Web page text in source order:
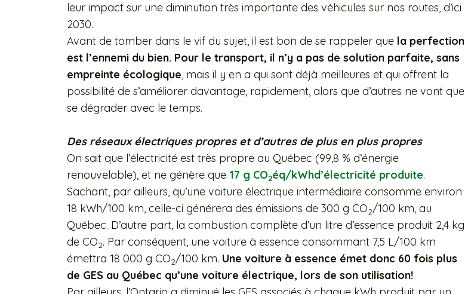
leur impact sur une diminution très importante des véhicules sur nos routes, d’ici
2030.
Avant de tomber dans le vif du sujet, il est bon de se rappeler que la perfection
est l’ennemi du bien. Pour le transport, il n’y a pas de solution parfaite, sans
empreinte écologique, mais il y en a qui sont déjà meilleures et qui offrent la
possibilité de s’améliorer davantage, rapidement, alors que d’autres ne vont que
se dégrader avec le temps.
Des réseaux électriques propres et d’autres de plus en plus propres
On sait que l’électricité est très propre au Québec (99,8 % d’énergie
renouvelable), et ne génère que 17 g CO2éq/kWhd’électricité produite.
Sachant, par ailleurs, qu’une voiture électrique intermédiaire consomme environ
18 kWh/100 km, celle-ci générera des émissions de 300 g CO2/100 km, au
Québec. D’autre part, la combustion complète d’un litre d’essence produit 2,4 kg
de CO2. Par conséquent, une voiture à essence consommant 7,5 L/100 km
émettra 18 000 g CO2/100 km. Une voiture à essence émet donc 60 fois plus
de GES au Québec qu’une voiture électrique, lors de son utilisation!